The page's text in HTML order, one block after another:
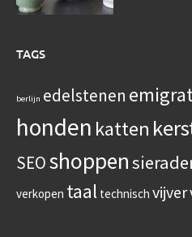
TAGS
berlijn edelstenen
honden katten
SEOshoppen
verkopen taal technisch vijver